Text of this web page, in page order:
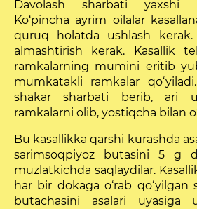
Davolash sharbati yaxshi
Ko‘pincha ayrim oilalar
quruq holatda ushlash kerak.
almashtirish kerak. Kasallik
ramkalar­ning mumini eritib
mumkatakli ramkalar
shakar sharbati berib, ari
ramkalarni olib, yostiqcha bilan
Bu kasallikka qarshi kurashda
sarimsoqpiyoz butasini 5 g
muzlatkichda saqlaydilar.
har bir dokaga o‘rab qo‘yilgan
butachasini asalari uyasiga